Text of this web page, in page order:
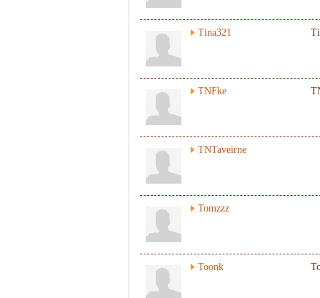
Tina321
TNFke
TNTaveirne
Tomzzz
Toonk